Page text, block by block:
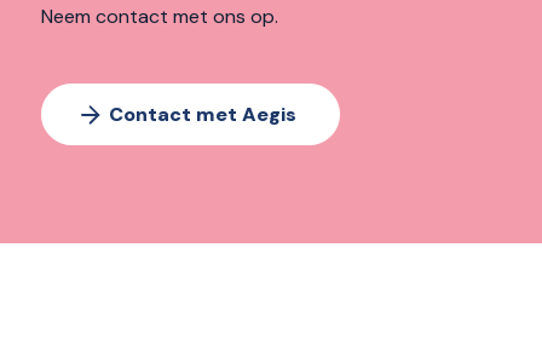
Neem contact met ons op.
Contact met Aegis